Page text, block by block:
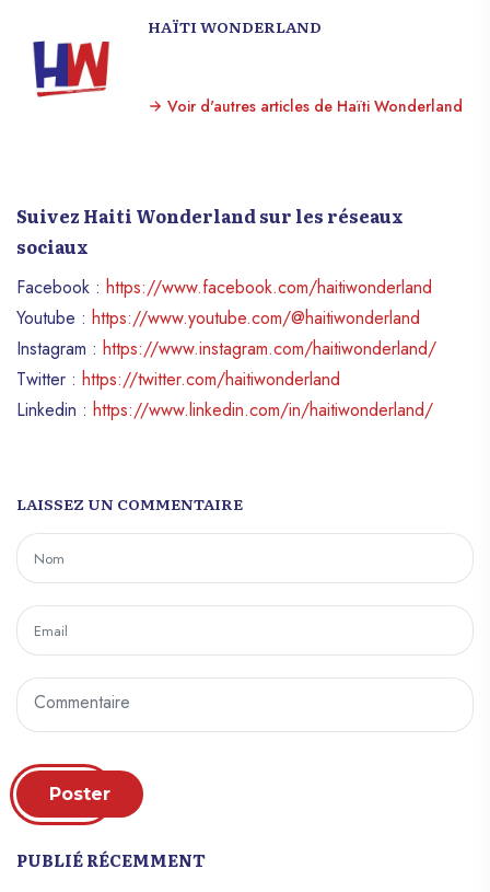
HAÏTI WONDERLAND
Voir d'autres articles de Haïti Wonderland
Suivez Haiti Wonderland sur les réseaux
sociaux
Facebook : https://www.facebook.com/haitiwonderland
Youtube : https://www.youtube.com/@haitiwonderland
Instagram : https://www.instagram.com/haitiwonderland/
Twitter : https://twitter.com/haitiwonderland
Linkedin : https://www.linkedin.com/in/haitiwonderland/
LAISSEZ UN COMMENTAIRE
Poster
PUBLIÉ RÉCEMMENT